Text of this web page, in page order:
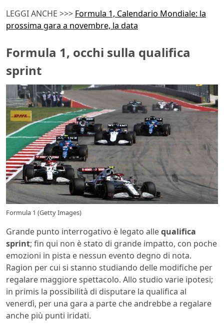
LEGGI ANCHE >>> Formula 1, Calendario Mondiale: la
prossima gara a novembre, la data
Formula 1, occhi sulla qualifica
sprint
Formula 1 (Getty Images)
Grande punto interrogativo è legato allequalifica
sprint; fin qui non è stato di grande impatto, con poche
emozioni in pista e nessun evento degno di nota.
Ragion per cui si stanno studiando delle modifiche per
regalare maggiore spettacolo. Allo studio varie ipotesi;
in primis la possibilità di disputare la qualifica al
venerdì, per una gara a parte che andrebbe a regalare
anche più punti iridati.